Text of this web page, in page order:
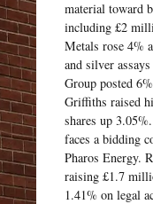
material toward
including £2
Metals rose 4%
and silver
Group posted
Griffiths raised
shares up
faces a bidding
Pharos Energy.
raising £1.7
1.41% on legal